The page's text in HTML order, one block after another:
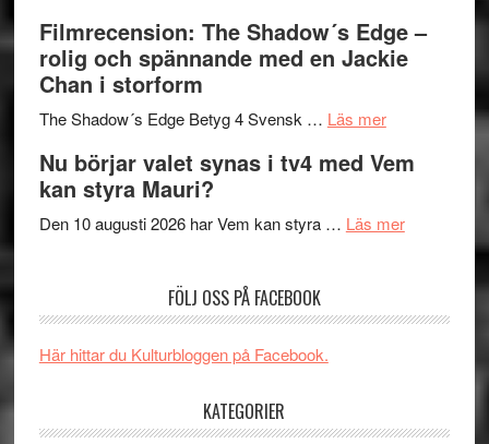
på
Roland
Pöntinen
Scensommar
Artipelag
bjuder
in
samtal
teater
Filmrecension: The Shadow´s Edge –
rolig och spännande med en Jackie
Chan i storform
The Shadow´s Edge Betyg 4 Svensk … Läs merom
The
´s
och
Jackie
Nu börjar valet synas i tv4 med Vem
kan styra Mauri?
Den 10 augusti 2026 har Vem kan styra … Läs merom
synas
Vem
FÖLJ OSS PÅ FACEBOOK
Här hittar du Kulturbloggen på Facebook.
KATEGORIER